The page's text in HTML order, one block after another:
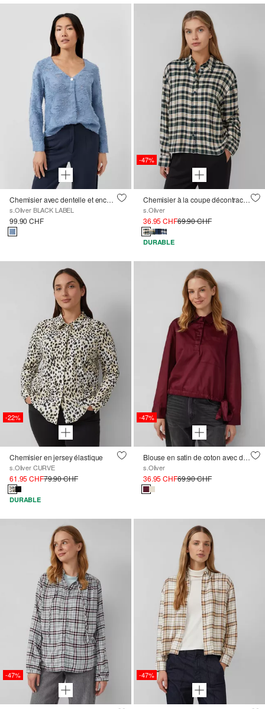
Chemisier avec dentelle et encolure en V
s.Oliver BLACK LABEL
99.90 CHF
-47%
Chemisier à la coupe décontractée avec fronces dans le dos
s.Oliver
36.95 CHF69.90 CHF
DURABLE
-22%
Chemisier en jersey élastique
s.Oliver CURVE
61.95 CHF79.90 CHF
DURABLE
-47%
Blouse en satin de coton avec détail à nouer à l'ourlet
s.Oliver
36.95 CHF69.90 CHF
-47% -47%